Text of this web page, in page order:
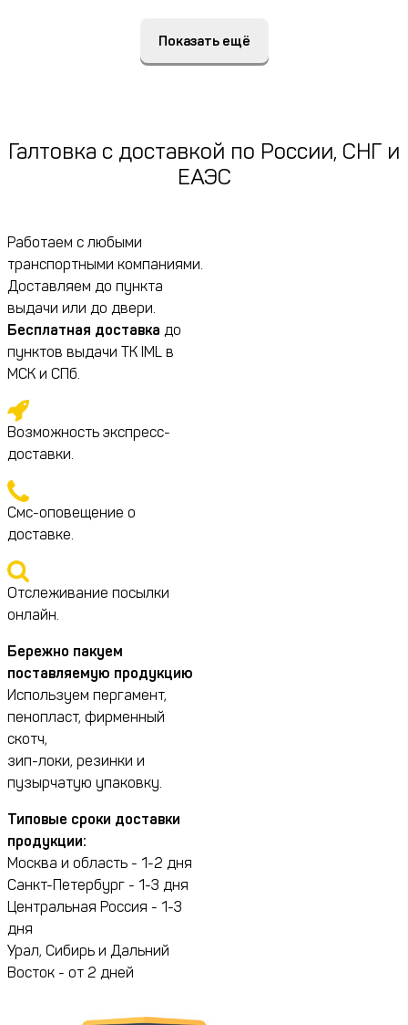
Показать ещё
Галтовка c доставкой по России, СНГ и
ЕАЭС
Работаем с любыми
транспортными компаниями.
Доставляем до пункта
выдачи или до двери.
Бесплатная доставка до
пунктов выдачи ТК IML в
МСК и СПб.
Возможность экспресс-
доставки.
Смс-оповещение о
доставке.
Отслеживание посылки
онлайн.
Бережно пакуем
поставляемую продукцию
Используем пергамент,
пенопласт, фирменный
скотч,
зип-локи, резинки и
пузырчатую упаковку.
Типовые сроки доставки
продукции:
Москва и область - 1-2 дня
Санкт-Петербург - 1-3 дня
Центральная Россия - 1-3
дня
Урал, Сибирь и Дальний
Восток - от 2 дней